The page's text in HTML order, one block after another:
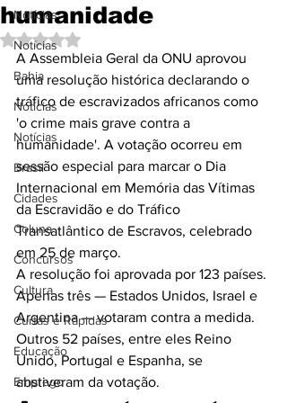
Notícias
Notícias
Bahia
Notícias
Notícias
Brasil
Cidades
Coluna
Concursos
Cultura
Curtas e Rápidas
Educação
Emprego
humanidade
Avaliado com NaN de 5 estrelas.
A Assembleia Geral da ONU aprovou
uma resolução histórica declarando o
tráfico de escravizados africanos como
'o crime mais grave contra a
humanidade'. A votação ocorreu em
sessão especial para marcar o Dia
Internacional em Memória das Vítimas
da Escravidão e do Tráfico
Transatlântico de Escravos, celebrado
em 25 de março.
A resolução foi aprovada por 123 países.
Apenas três — Estados Unidos, Israel e
Argentina — votaram contra a medida.
Outros 52 países, entre eles Reino
Unido, Portugal e Espanha, se
abstiveram da votação.